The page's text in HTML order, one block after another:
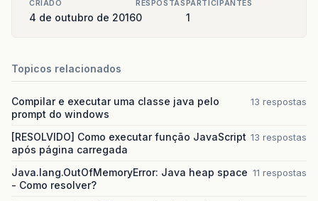
CRIADO
4 de outubro de 2016
RESPOSTAS
0
PARTICIPANTES
1
Topicos relacionados
Compilar e executar uma classe java pelo
prompt do windows
13 respostas
[RESOLVIDO] Como executar função JavaScript
após página carregada
13 respostas
Java.lang.OutOfMemoryError: Java heap space
- Como resolver?
11 respostas